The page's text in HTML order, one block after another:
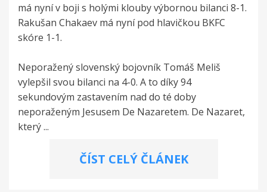
má nyní v boji s holými klouby výbornou bilanci 8-1.
Rakušan Chakaev má nyní pod hlavičkou BKFC
skóre 1-1.
Neporažený slovenský bojovník Tomáš Meliš
vylepšil svou bilanci na 4-0. A to díky 94
sekundovým zastavením nad do té doby
neporaženým Jesusem De Nazaretem. De Nazaret,
který ...
ČÍST CELÝ ČLÁNEK